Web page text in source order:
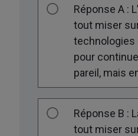
Réponse A :
tout miser
technologies
pour
pareil, mais
Réponse B :
tout miser